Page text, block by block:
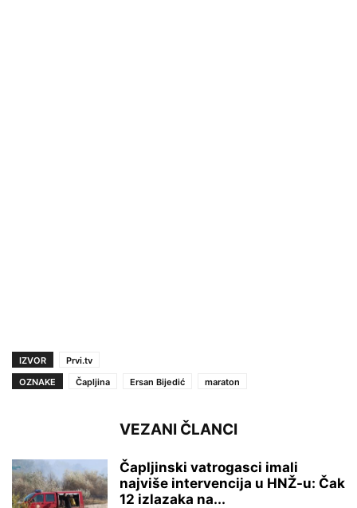
IZVOR
Prvi.tv
OZNAKE
Čapljina Ersan Bijedić maraton
VEZANI ČLANCI
Čapljinski vatrogasci imali
najviše intervencija u HNŽ-u: Čak
12 izlazaka na...